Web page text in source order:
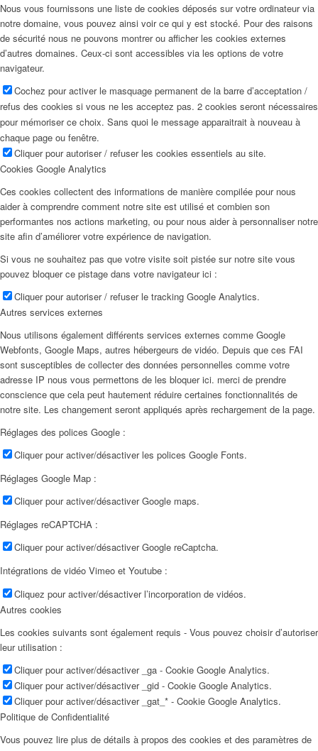
Nous vous fournissons une liste de cookies déposés sur votre ordinateur via
notre domaine, vous pouvez ainsi voir ce qui y est stocké. Pour des raisons
de sécurité nous ne pouvons montrer ou afficher les cookies externes
d’autres domaines. Ceux-ci sont accessibles via les options de votre
navigateur.
Cochez pour activer le masquage permanent de la barre d’acceptation /
refus des cookies si vous ne les acceptez pas. 2 cookies seront nécessaires
pour mémoriser ce choix. Sans quoi le message apparaitrait à nouveau à
chaque page ou fenêtre.
Cliquer pour autoriser / refuser les cookies essentiels au site.
Cookies Google Analytics
Ces cookies collectent des informations de manière compilée pour nous
aider à comprendre comment notre site est utilisé et combien son
performantes nos actions marketing, ou pour nous aider à personnaliser notre
site afin d’améliorer votre expérience de navigation.
Si vous ne souhaitez pas que votre visite soit pistée sur notre site vous
pouvez bloquer ce pistage dans votre navigateur ici :
Cliquer pour autoriser / refuser le tracking Google Analytics.
Autres services externes
Nous utilisons également différents services externes comme Google
Webfonts, Google Maps, autres hébergeurs de vidéo. Depuis que ces FAI
sont susceptibles de collecter des données personnelles comme votre
adresse IP nous vous permettons de les bloquer ici. merci de prendre
conscience que cela peut hautement réduire certaines fonctionnalités de
notre site. Les changement seront appliqués après rechargement de la page.
Réglages des polices Google :
Cliquer pour activer/désactiver les polices Google Fonts.
Réglages Google Map :
Cliquer pour activer/désactiver Google maps.
Réglages reCAPTCHA :
Cliquer pour activer/désactiver Google reCaptcha.
Intégrations de vidéo Vimeo et Youtube :
Cliquez pour activer/désactiver l’incorporation de vidéos.
Autres cookies
Les cookies suivants sont également requis - Vous pouvez choisir d’autoriser
leur utilisation :
Cliquer pour activer/désactiver _ga - Cookie Google Analytics.
Cliquer pour activer/désactiver _gid - Cookie Google Analytics.
Cliquer pour activer/désactiver _gat_* - Cookie Google Analytics.
Politique de Confidentialité
Vous pouvez lire plus de détails à propos des cookies et des paramètres de